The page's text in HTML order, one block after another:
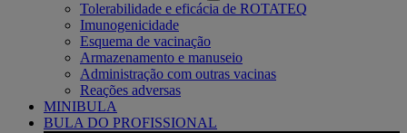
Tolerabilidade e eficácia de ROTATEQ
Imunogenicidade
Esquema de vacinação
Armazenamento e manuseio
Administração com outras vacinas
Reações adversas
MINIBULA
BULA DO PROFISSIONAL